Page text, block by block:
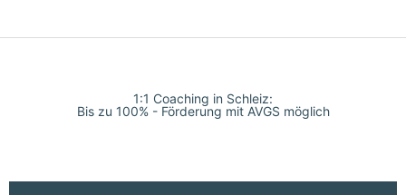
1:1 Coaching in Schleiz:
Bis zu 100% - Förderung mit AVGS möglich